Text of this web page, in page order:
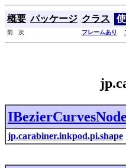
概要 パッケージ クラス
前 次 フレームあり
jp.carabiner.inkpod.pi.shape